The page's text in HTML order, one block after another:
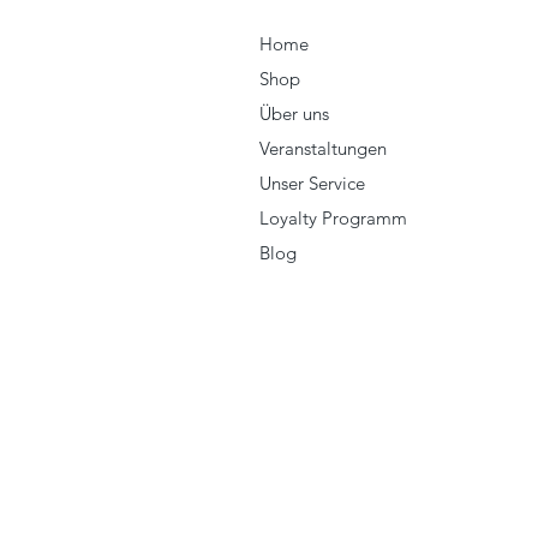
Home
Shop
Über uns
Veranstaltungen
Unser Service
Loyalty Programm
Blog